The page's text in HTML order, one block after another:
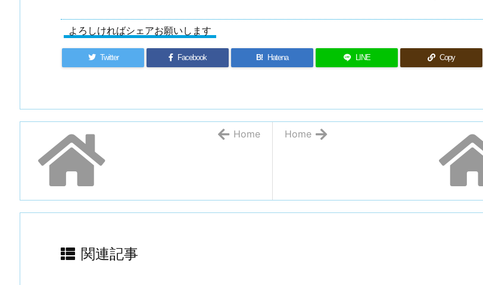
よろしければシェアお願いします
Twitter Facebook B! Hatena LINE Copy
Home
Home
関連記事